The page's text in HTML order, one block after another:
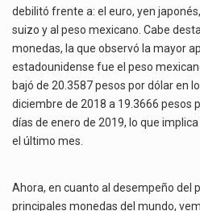
debilitó frente a: el euro, yen
suizo y al peso mexicano. Cabe
monedas, la que observó la mayor
estadounidense fue el peso
bajó de 20.3587 pesos por dólar en
diciembre de 2018 a 19.3666 pesos
días de enero de 2019, lo que
el último mes.
Ahora, en cuanto al desempeño del
principales monedas del mundo,